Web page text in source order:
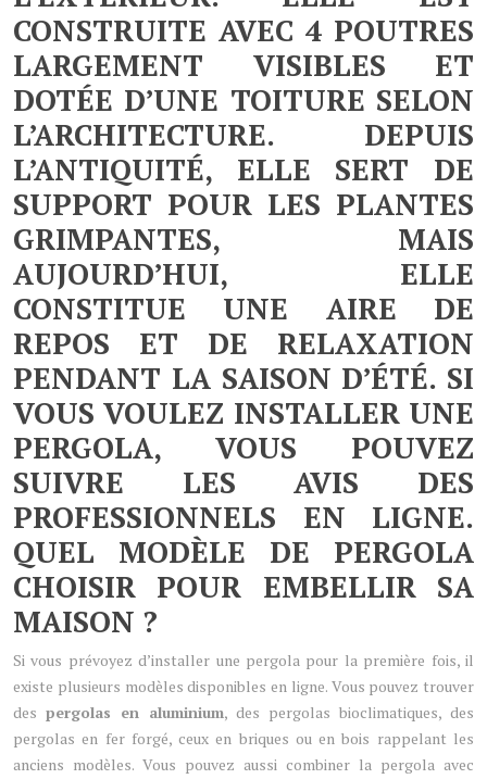
CONSTRUITE AVEC 4 POUTRES
LARGEMENT VISIBLES ET
DOTÉE D’UNE TOITURE SELON
L’ARCHITECTURE. DEPUIS
L’ANTIQUITÉ, ELLE SERT DE
SUPPORT POUR LES PLANTES
GRIMPANTES, MAIS
AUJOURD’HUI, ELLE
CONSTITUE UNE AIRE DE
REPOS ET DE RELAXATION
PENDANT LA SAISON D’ÉTÉ. SI
VOUS VOULEZ INSTALLER UNE
PERGOLA, VOUS POUVEZ
SUIVRE LES AVIS DES
PROFESSIONNELS EN LIGNE.
QUEL MODÈLE DE PERGOLA
CHOISIR POUR EMBELLIR SA
MAISON ?
Si vous prévoyez d’installer une pergola pour la première fois, il
existe plusieurs modèles disponibles en ligne. Vous pouvez trouver
des pergolas en aluminium, des pergolas bioclimatiques, des
pergolas en fer forgé, ceux en briques ou en bois rappelant les
anciens modèles. Vous pouvez aussi combiner la pergola avec